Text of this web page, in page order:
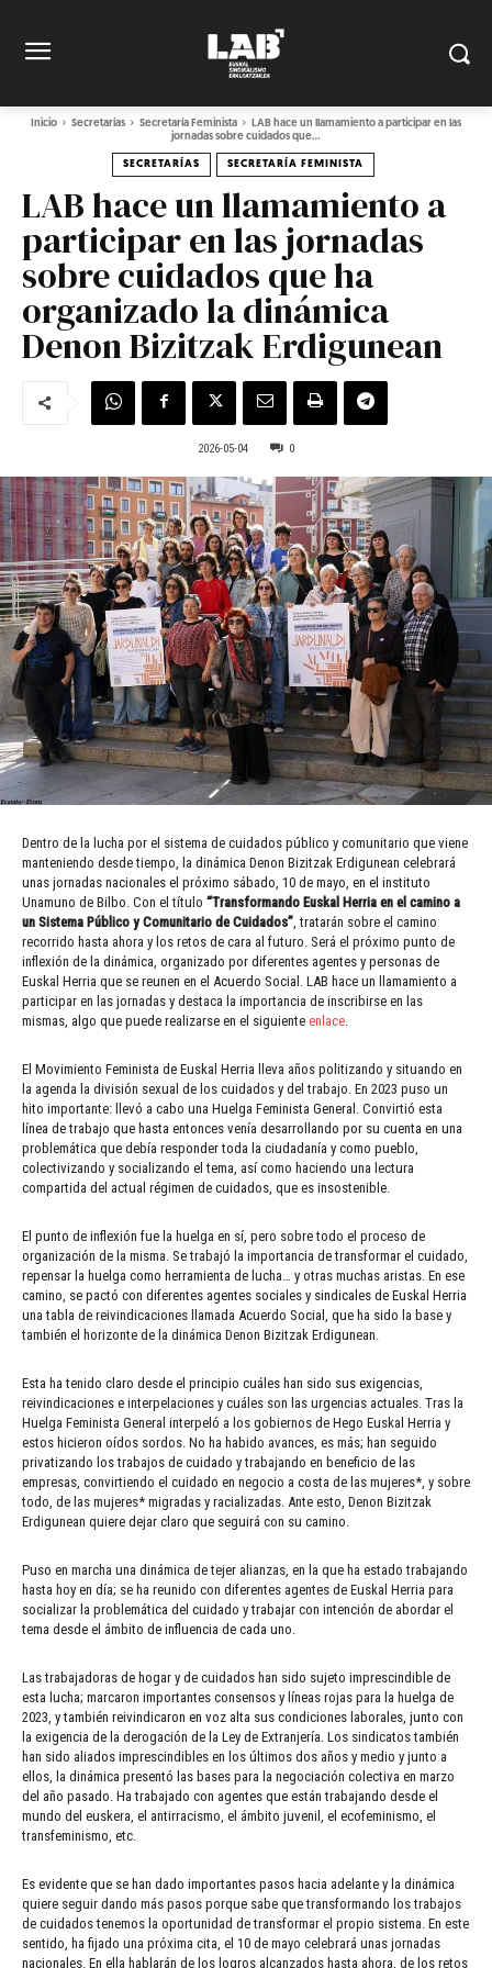
Inicio Secretarías Secretaría Feminista
LAB hace un llamamiento a participar en las
jornadas sobre cuidados que...
SECRETARÍAS SECRETARÍA FEMINISTA
LAB hace un llamamiento a
participar en las jornadas
sobre cuidados que ha
organizado la dinámica
Denon Bizitzak Erdigunean
2026-05-04 0
Dentro de la lucha por el sistema de cuidados público y comunitario que viene
manteniendo desde tiempo, la dinámica Denon Bizitzak Erdigunean celebrará
unas jornadas nacionales el próximo sábado, 10 de mayo, en el instituto
Unamuno de Bilbo. Con el título “Transformando Euskal Herria en el camino a
un Sistema Público y Comunitario de Cuidados” , tratarán sobre el camino
recorrido hasta ahora y los retos de cara al futuro. Será el próximo punto de
inflexión de la dinámica, organizado por diferentes agentes y personas de
Euskal Herria que se reunen en el Acuerdo Social. LAB hace un llamamiento a
participar en las jornadas y destaca la importancia de inscribirse en las
mismas, algo que puede realizarse en el siguiente enlace
El Movimiento Feminista de Euskal Herria lleva años politizando y situando en
la agenda la división sexual de los cuidados y del trabajo. En 2023 puso un
hito importante: llevó a cabo una Huelga Feminista General. Convirtió esta
línea de trabajo que hasta entonces venía desarrollando por su cuenta en una
problemática que debía responder toda la ciudadanía y como pueblo,
colectivizando y socializando el tema, así como haciendo una lectura
compartida del actual régimen de cuidados, que es insostenible.
El punto de inflexión fue la huelga en sí, pero sobre todo el proceso de
organización de la misma. Se trabajó la importancia de transformar el cuidado,
repensar la huelga como herramienta de lucha… y otras muchas aristas. En ese
camino, se pactó con diferentes agentes sociales y sindicales de Euskal Herria
una tabla de reivindicaciones llamada Acuerdo Social, que ha sido la base y
también el horizonte de la dinámica Denon Bizitzak Erdigunean.
Esta ha tenido claro desde el principio cuáles han sido sus exigencias,
reivindicaciones e interpelaciones y cuáles son las urgencias actuales. Tras la
Huelga Feminista General interpeló a los gobiernos de Hego Euskal Herria y
estos hicieron oídos sordos. No ha habido avances, es más; han seguido
privatizando los trabajos de cuidado y trabajando en beneficio de las
empresas, convirtiendo el cuidado en negocio a costa de las mujeres*, y sobre
todo, de las mujeres* migradas y racializadas. Ante esto, Denon Bizitzak
Erdigunean quiere dejar claro que seguirá con su camino.
Puso en marcha una dinámica de tejer alianzas, en la que ha estado trabajando
hasta hoy en día; se ha reunido con diferentes agentes de Euskal Herria para
socializar la problemática del cuidado y trabajar con intención de abordar el
tema desde el ámbito de influencia de cada uno.
Las trabajadoras de hogar y de cuidados han sido sujeto imprescindible de
esta lucha; marcaron importantes consensos y líneas rojas para la huelga de
2023, y también reivindicaron en voz alta sus condiciones laborales, junto con
la exigencia de la derogación de la Ley de Extranjería. Los sindicatos también
han sido aliados imprescindibles en los últimos dos años y medio y junto a
ellos, la dinámica presentó las bases para la negociación colectiva en marzo
del año pasado. Ha trabajado con agentes que están trabajando desde el
mundo del euskera, el antirracismo, el ámbito juvenil, el ecofeminismo, el
transfeminismo, etc.
Es evidente que se han dado importantes pasos hacia adelante y la dinámica
quiere seguir dando más pasos porque sabe que transformando los trabajos
de cuidados tenemos la oportunidad de transformar el propio sistema. En este
sentido, ha fijado una próxima cita, el 10 de mayo celebrará unas jornadas
nacionales. En ella hablarán de los logros alcanzados hasta ahora, de los retos